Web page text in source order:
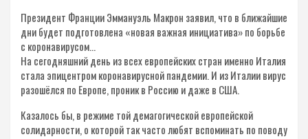
Президент Франции Эммануэль Макрон заявил, что в ближайшие
дни будет подготовлена «новая важная инициатива» по борьбе
с коронавирусом…
На сегодняшний день из всех европейских стран именно Италия
стала эпицентром коронавирусной пандемии. И из Италии вирус
разошёлся по Европе, проник в Россию и даже в США.
Казалось бы, в режиме той демагогической европейской
солидарности, о которой так часто любят вспоминать по поводу